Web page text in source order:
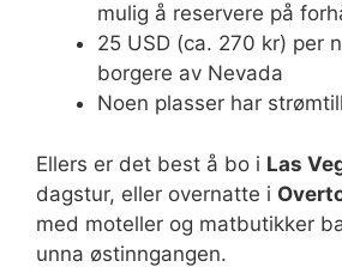
mulig å reservere på
25 USD (ca. 270 kr) per
borgere av Nevada
Noen plasser har
Ellers er det best å bo i Las
dagstur, eller overnatte i
med moteller og matbutikker
unna østinngangen.